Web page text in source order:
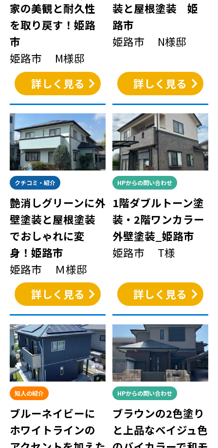
家の美観と耐久性
を取り戻す！姫路
市
姫路市 M様邸
詳しく見る
装と屋根塗装 姫
路市
姫路市 N様邸
詳しく見る
クチコミ・紹介
艶消しグリーンに外
壁塗装と屋根塗装
でおしゃれに変
身！姫路市
姫路市 Ｍ様邸
詳しく見る
HPからの問い合わせ
1階ダブルトーン塗
装・2階ワンカラー
外壁塗装_姫路市
姫路市 T様
詳しく見る
知人の紹介
ブルーネイビーに
ホワイトラインの
HPからの問い合わせ
ブラウンの2色塗り
と上品なベイジュ色